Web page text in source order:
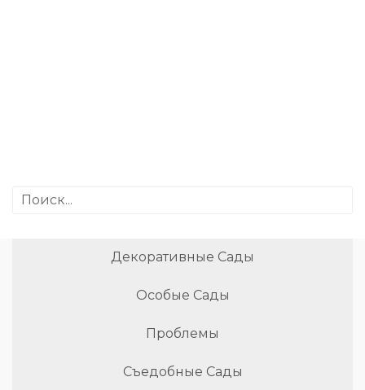
Декоративные Сады
Особые Сады
Проблемы
Съедобные Сады